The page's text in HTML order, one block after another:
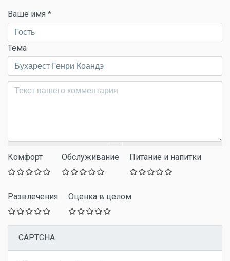
Ваше имя *
Тема
Комментарий*
Комфорт Обслуживание Питание и напитки
Развлечения Оценка в целом
CAPTCHA